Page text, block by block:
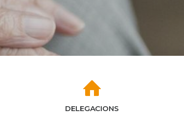
DELEGACIONS